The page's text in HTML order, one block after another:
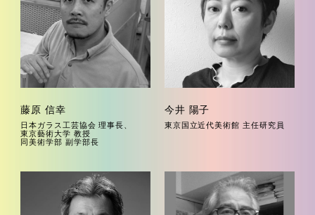
藤原 信幸
日本ガラス工芸協会 理事長、
東京藝術大学 教授
同美術学部 副学部長
今井 陽子
東京国立近代美術館 主任研究員